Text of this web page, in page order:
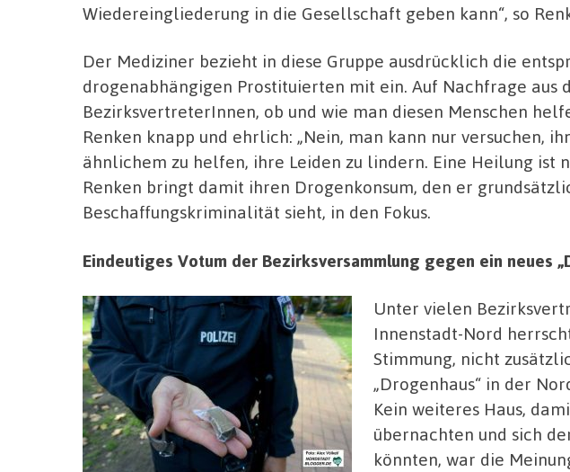
Wiedereingliederung in die Gesellschaft geben kann“, so
Der Mediziner bezieht in diese Gruppe ausdrücklich die
drogenabhängigen Prostituierten mit ein. Auf Nachfrage aus
BezirksvertreterInnen, ob und wie man diesen Menschen
Renken knapp und ehrlich: „Nein, man kann nur versuchen,
ähnlichem zu helfen, ihre Leiden zu lindern. Eine Heilung ist
Renken bringt damit ihren Drogenkonsum, den er
Beschaffungskriminalität sieht, in den Fokus.
Eindeutiges Votum der Bezirksversammlung gegen ein neues
Unter vielen
Innenstadt-Nord
Stimmung, nicht
„Drogenhaus“ in der
Kein weiteres Haus,
übernachten und sich
könnten, war die